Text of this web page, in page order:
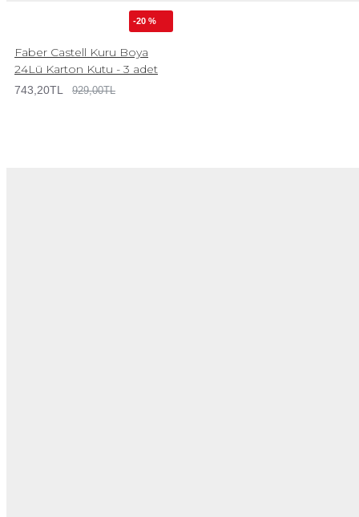
-20 %
Faber Castell Kuru Boya
24Lü Karton Kutu - 3 adet
743,20TL 929,00TL